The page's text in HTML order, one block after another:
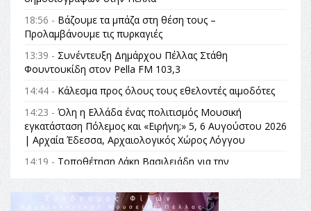
18:56 - Βάζουμε τα μπάζα στη θέση τους –
Προλαμβάνουμε τις πυρκαγιές
13:39 - Συνέντευξη Δημάρχου Πέλλας Στάθη
Φουντουκίδη στον Pella FM 103,3
14:44 - Κάλεσμα προς όλους τους εθελοντές αιμοδότες
14:23 - Όλη η Ελλάδα ένας πολιτισμός Μουσική
εγκατάσταση Πόλεμος και «Ειρήνη;» 5, 6 Αυγούστου 2026
| Αρχαία Έδεσσα, Αρχαιολογικός Χώρος Λόγγου
14:19 - Τοποθέτηση Λάκη Βασιλειάδη για την
Αναθεώρηση του Συντάγματος: «Σε τέτοιες κορυφαίες
θεσμικές διαδικασίες υπάρχει μόνο η ευθύνη απέναντι
στις επόμενες γενιές»